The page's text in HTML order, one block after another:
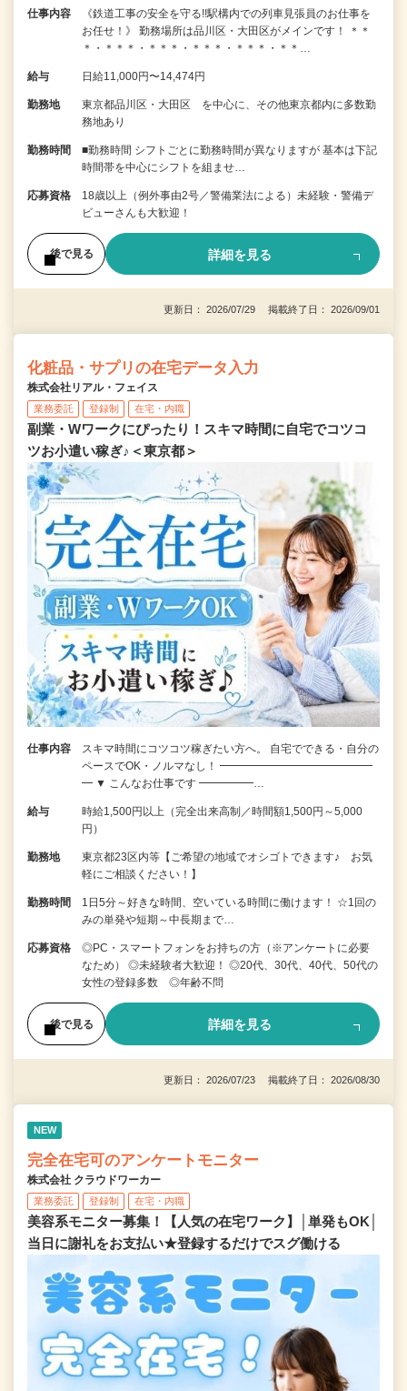
仕事内容
《鉄道工事の安全を守る!!駅構内での列車見張員のお仕事を
お任せ！》 勤務場所は品川区・大田区がメインです！ ＊＊
＊・＊＊＊・＊＊＊・＊＊＊・＊＊＊・＊＊…
給与 日給11,000円〜14,474円
勤務地
東京都品川区・大田区 を中心に、その他東京都内に多数勤
務地あり
勤務時間
■勤務時間 シフトごとに勤務時間が異なりますが 基本は下記
時間帯を中心にシフトを組ませ…
応募資格
18歳以上（例外事由2号／警備業法による）未経験・警備デ
ビューさんも大歓迎！
後で見る 詳細を見る
更新日： 2026/07/29 掲載終了日： 2026/09/01
化粧品・サプリの在宅データ入力
株式会社リアル・フェイス
業務委託 登録制 在宅・内職
副業・Wワークにぴったり！スキマ時間に自宅でコツコ
ツお小遣い稼ぎ♪＜東京都＞
仕事内容
スキマ時間にコツコツ稼ぎたい方へ。 自宅でできる・自分の
ペースでOK・ノルマなし！ ━━━━━━━━━━━━━━
━ ▼ こんなお仕事です ━━━━━…
給与
時給1,500円以上（完全出来高制／時間額1,500円～5,000
円）
勤務地
東京都23区内等【ご希望の地域でオシゴトできます♪ お気
軽にご相談ください！】
勤務時間
1日5分～好きな時間、空いている時間に働けます！ ☆1回の
みの単発や短期～中長期まで…
応募資格
◎PC・スマートフォンをお持ちの方（※アンケートに必要
なため） ◎未経験者大歓迎！ ◎20代、30代、40代、50代の
女性の登録多数 ◎年齢不問
後で見る 詳細を見る
更新日： 2026/07/23 掲載終了日： 2026/08/30
NEW
完全在宅可のアンケートモニター
株式会社 クラウドワーカー
業務委託 登録制 在宅・内職
美容系モニター募集！【人気の在宅ワーク】│単発もOK│
当日に謝礼をお支払い★登録するだけでスグ働ける